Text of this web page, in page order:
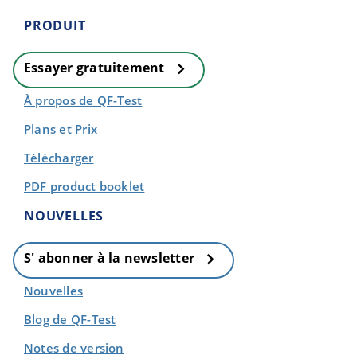
PRODUIT
Essayer gratuitement
À propos de QF-Test
Plans et Prix
Télécharger
PDF product booklet
NOUVELLES
S' abonner à la newsletter
Nouvelles
Blog de QF-Test
Notes de version